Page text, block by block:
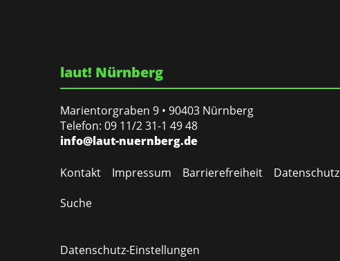
laut! Nürnberg
Marientorgraben 9 • 90403 Nürnberg
Telefon: 09 11/2 31-1 49 48
info@laut-nuernberg.de
Kontakt Impressum Barrierefreiheit
Datenschutz
Suche
Datenschutz-Einstellungen